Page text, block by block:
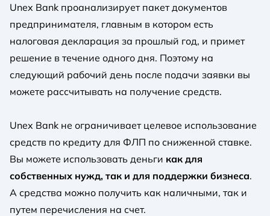
Unex Bank проанализирует пакет документов
предпринимателя, главным в котором есть
налоговая декларация за прошлый год, и примет
решение в течение одного дня. Поэтому на
следующий рабочий день после подачи заявки вы
можете рассчитывать на получение средств.
Unex Bank не ограничивает целевое использование
средств по кредиту для ФЛП по сниженной ставке.
Вы можете использовать деньги как для
собственных нужд, так и для поддержки бизнеса.
А средства можно получить как наличными, так и
путем перечисления на счет.